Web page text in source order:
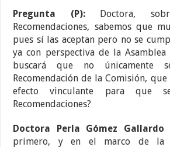
Pregunta (P):Doctora,
Recomendaciones, sabemos que
pues sí las aceptan pero no se
ya con perspectiva de la Asamblea
buscará que no únicamente
Recomendación de la Comisión,
efecto vinculante para que
Recomendaciones?
Doctora Perla Gómez Gallardo
primero, y en el marco de la